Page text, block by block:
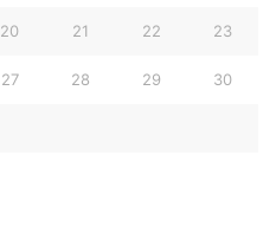
20 21 22 23
27 28 29 30